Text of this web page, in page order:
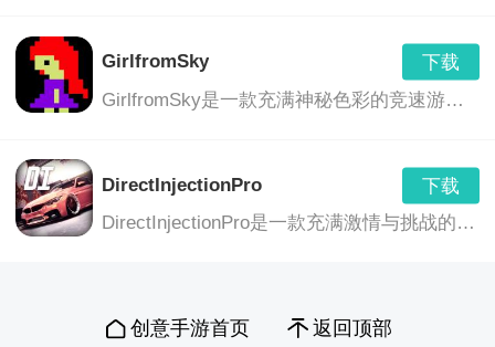
GirlfromSky
下载
GirlfromSky是一款充满神秘色彩的竞速游戏。玩家将扮演一位从天而降的神秘女孩，在无尽的赛道上展开一场刺激的竞速之旅。游戏画面精美，音乐动感，为玩家带来一场视觉与听觉的双重享受。
DirectInjectionPro
下载
DirectInjectionPro是一款充满激情与挑战的竞速游戏。在这个游戏中，玩家将驾驶着各种高科技的赛车，在充满挑战的赛道上飞驰，展示自己的驾驶技巧和策略。游戏以真实的物理引擎为基础，为玩家带来刺激的驾驶体验。
创意手游首页 返回顶部